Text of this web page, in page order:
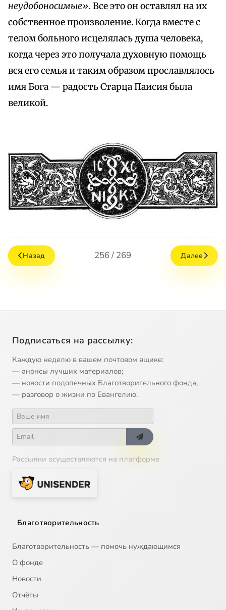
неудобоносимые». Все это он оставлял на их
собственное произволение. Когда вместе с
телом больного исцелялась душа человека,
когда через это получала духовную помощь
вся его семья и таким образом прославлялось
имя Бога — радость Старца Паисия была
великой.
Назад 256 / 269 Далее
Подписаться на рассылку:
Каждую неделю в вашем почтовом ящике:
— анонсы лучших материалов;
— новости подопечных Благотворительного фонда;
— разговор о жизни по Евангелию.
Рассылки осуществляются на платформе
Благотворительность
Благотворительность — помочь нуждающимся
О фонде
Новости
Отчёты